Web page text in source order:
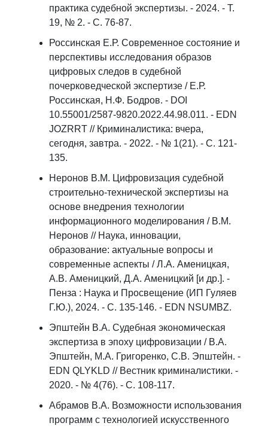
практика судебной экспертизы. - 2024. - Т.
19, № 2. - С. 76-87.
Россинская Е.Р. Современное состояние и
перспективы исследования образов
цифровых следов в судебной
почерковедческой экспертизе / Е.Р.
Россинская, Н.Ф. Бодров. - DOI
10.55001/2587-9820.2022.44.98.011. - EDN
JOZRRT // Криминалистика: вчера,
сегодня, завтра. - 2022. - № 1(21). - С. 121-
135.
Неронов В.М. Цифровизация судебной
строительно-технической экспертизы на
основе внедрения технологии
информационного моделирования / В.М.
Неронов // Наука, инновации,
образование: актуальные вопросы и
современные аспекты / Л.А. Аменицкая,
А.В. Аменицкий, Д.А. Аменицкий [и др.]. -
Пенза : Наука и Просвещение (ИП Гуляев
Г.Ю.), 2024. - С. 135-146. - EDN NSUMBZ.
Эпштейн В.А. Судебная экономическая
экспертиза в эпоху цифровизации / В.А.
Эпштейн, М.А. Григоренко, С.В. Эпштейн. -
EDN QLYKLD // Вестник криминалистики. -
2020. - № 4(76). - С. 108-117.
Абрамов В.А. Возможности использования
программ с технологией искусственного